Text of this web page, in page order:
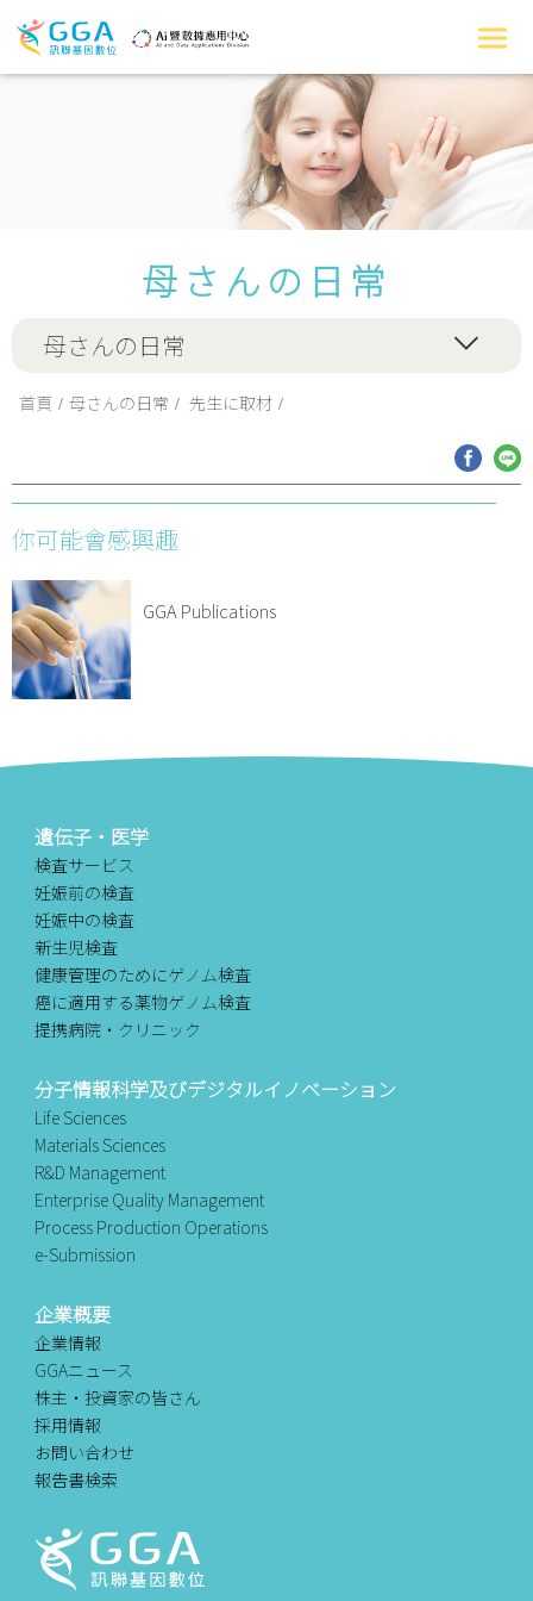
母さんの日常
母さんの日常
首頁 母さんの日常 先生に取材
你可能會感興趣
GGA Publications
遺伝子・医学
検査サービス
妊娠前の検査
妊娠中の検査
新生児検査
健康管理のためにゲノム検査
癌に適用する薬物ゲノム検査
提携病院・クリニック
分子情報科学及びデジタルイノベーション
Life Sciences
Materials Sciences
R&D Management
Enterprise Quality Management
Process Production Operations
e-Submission
企業概要
企業情報
GGAニュース
株主・投資家の皆さん
採用情報
お問い合わせ
報告書検索